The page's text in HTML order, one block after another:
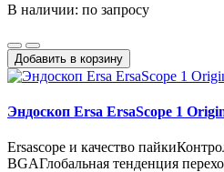
В наличии: по запросу
Добавить в корзину
Эндоскоп Ersa ErsaScope 1
Ersascope и качество
BGAГлобальная тенденция